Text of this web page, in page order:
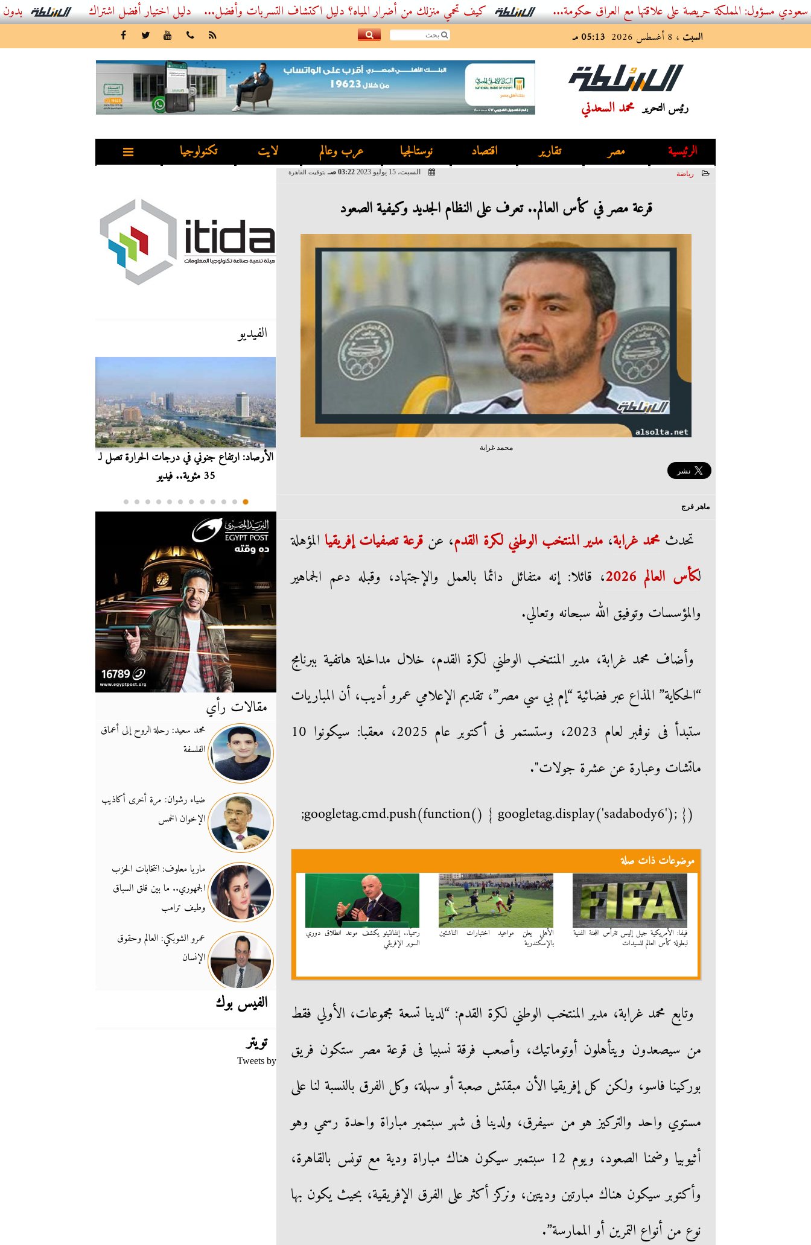
أفضل اشتراك IPTV بدون تقطيع 2026 – دليل المشاهد العصري حريصة على علاقتها مع العراق حكومة... كيف تحمي منزلك من أضرار المياه؟ دليل اكتشاف التسربات وأفضل...
السبت ، 8 أغسطس 2026 05:13 مـ
رئيس التحرير محمد السعدني
الرئيسية مصر تقارير اقتصاد نوستالجيا عرب وعالم لايت تكنولوجيا
رياضة السبت، 15 يوليو 2023 03:22 صـ بتوقيت القاهرة
قرعة مصر في كأس العالم.. تعرف على النظام الجديد وكيفية الصعود
محمد غرابة
ماهر فرج
تحدثمحمد غرابة،مدير المنتخب الوطني لكرة القدم، عن قرعة تصفيات إفريقيا المؤهلة
لكأس العالم 2026
، قائلا: إنه متفائل دائما بالعمل والإجتهاد، وقبله دعم الجماهير
والمؤسسات وتوفيق الله سبحانه وتعالي.
وأضاف محمد غرابة، مدير المنتخب الوطني لكرة القدم، خلال مداخلة هاتفية ببرنامج
“الحكاية” المذاع عبر فضائية “إم بي سي مصر”، تقديم الإعلامي عمرو أديب، أن المباريات
ستبدأ فى نوفمبر لعام 2023، وستستمر فى أكتوبر عام 2025، معقبا: سيكونوا 10
ماتشات وعبارة عن عشرة جولات".
googletag.cmd.push(function() { googletag.display('sadabody6'); });
موضوعات ذات صلة
فيفا: الأمريكية جيل إليس تترأس اللجنة الفنية
لبطولة كأس العالم للسيدات
الأهلي يعلن مواعيد اختبارات الناشئين
بالإسكندرية
رسميًا.. إنفانتينو يكشف موعد انطلاق دوري
السوبر الإفريقي
وتابع محمد غرابة، مدير المنتخب الوطني لكرة القدم: “لدينا تسعة مجموعات، الأولي فقط
من سيصعدون ويتأهلون أوتوماتيك، وأصعب فرقة نسبيا فى قرعة مصر ستكون فريق
بوركينا فاسو، ولكن كل إفريقيا الأن مبقتش صعبة أو سهلة، وكل الفرق بالنسبة لنا على
مستوي واحد والتركيز هو من سيفرق، ولدينا فى شهر سبتمبر مباراة واحدة رسمي وهو
أثيوبيا وضمنا الصعود، ويوم 12 سبتمبر سيكون هناك مباراة ودية مع تونس بالقاهرة،
وأكتوبر سيكون هناك مبارتين وديتين، ونركز أكثر على الفرق الإفريقية، بحيث يكون بها
نوع من أنواع التمرين أو الممارسة”.
الفيديو
الأرصاد: ارتفاع جنوني في درجات الحرارة تصل لـ
35 مئوية.. فيديو
مقالات رأي
محمد سعيد: رحلة الروح إلى أعماق
الفلسفة
ضياء رشوان: مرة أخرى أكاذيب
الإخوان الخمس
ماريا معلوف: انتخابات الحزب
الجمهوري.. ما بين قلق السباق
وطيف ترامب
عمرو الشوبكي: العالم وحقوق
الإنسان
الفيس بوك
تويتر
Tweets by